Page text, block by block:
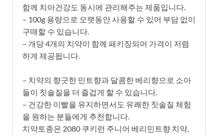
함께 치아건강도 동시에 관리해주는 제품입니다.
– 100g 용량으로 오랫동안 사용할 수 있어 부담 없이
구매할 수 있습니다.
– 개당 4개의 치약이 함께 패키징되어 가격이 저렴
하게 제공됩니다.
– 치약의 향긋한 민트향과 달콤한 베리향으로 소아
들이 칫솔질을 더 즐겁게 할 수 있습니다.
– 건강한 이빨을 유지하면서도 유쾌한 칫솔질 체험
을 원하는 분들에게 추천합니다.
치약토종은 2080 쿠키런 주니어 베리민트향 치약,